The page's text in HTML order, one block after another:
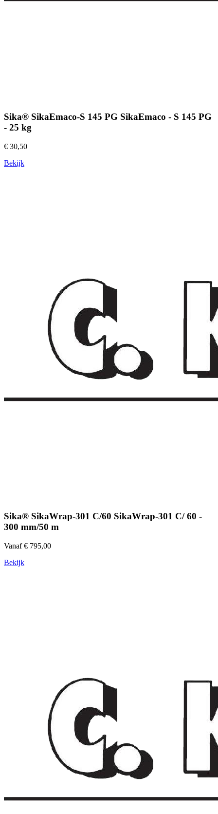
Sika® SikaEmaco-S 145 PG SikaEmaco - S 145 PG
- 25 kg
€ 30,50
Bekijk
Sika® SikaWrap-301 C/60 SikaWrap-301 C/ 60 -
300 mm/50 m
Vanaf € 795,00
Bekijk